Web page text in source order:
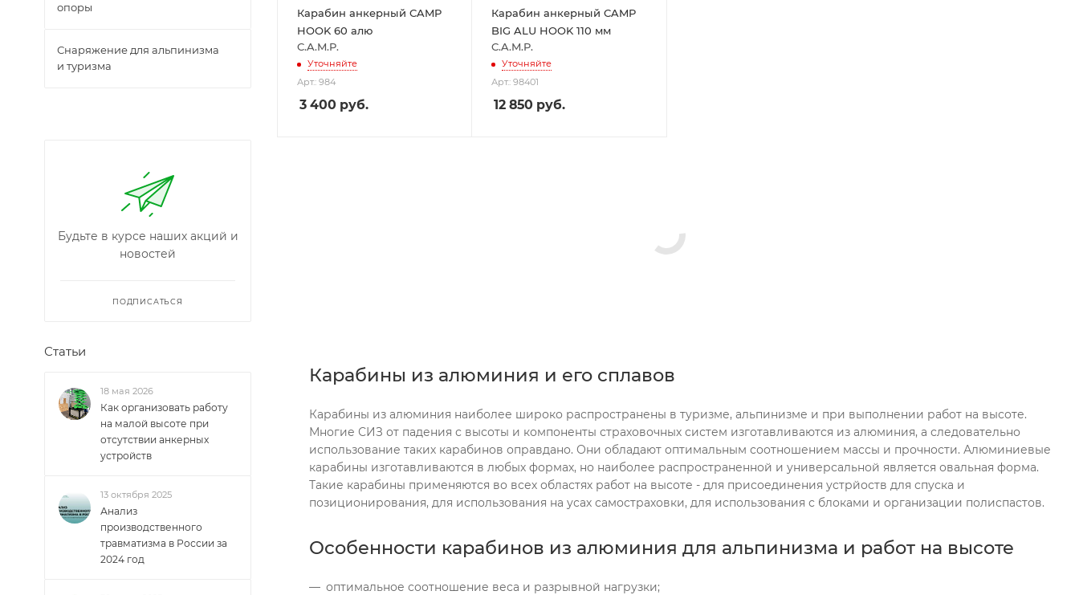
Карабин анкерный CAMP
HOOK 60 алю
C.A.M.P.
Уточняйте
Арт.: 984
3 400 руб.
Карабин анкерный CAMP
BIG ALU HOOK 110 мм
C.A.M.P.
Уточняйте
Арт.: 98401
12 850 руб.
Карабины из алюминия и его сплавов
Карабины из алюминия наиболее широко распространены в туризме, альпинизме и при выполнении работ на высоте.
Многие СИЗ от падения с высоты и компоненты страховочных систем изготавливаются из алюминия, а следовательно
использование таких карабинов оправдано. Они обладают оптимальным соотношением массы и прочности. Алюминиевые
карабины изготавливаются в любых формах, но наиболее распространенной и универсальной является овальная форма.
Такие карабины применяются во всех областях работ на высоте - для присоединения устрйоств для спуска и
позиционирования, для использования на усах самостраховки, для использования с блоками и организации полиспастов.
Особенности карабинов из алюминия для альпинизма и работ на высоте
оптимальное соотношение веса и разрывной нагрузки;
опоры
Снаряжение для альпинизма
и туризма
Будьте в курсе наших акций и
новостей
ПОДПИСАТЬСЯ
Статьи
18 мая 2026
Как организовать работу
на малой высоте при
отсутствии анкерных
устройств
13 октября 2025
Анализ
производственного
травматизма в России за
2024 год